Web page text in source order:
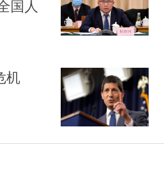
国人
机